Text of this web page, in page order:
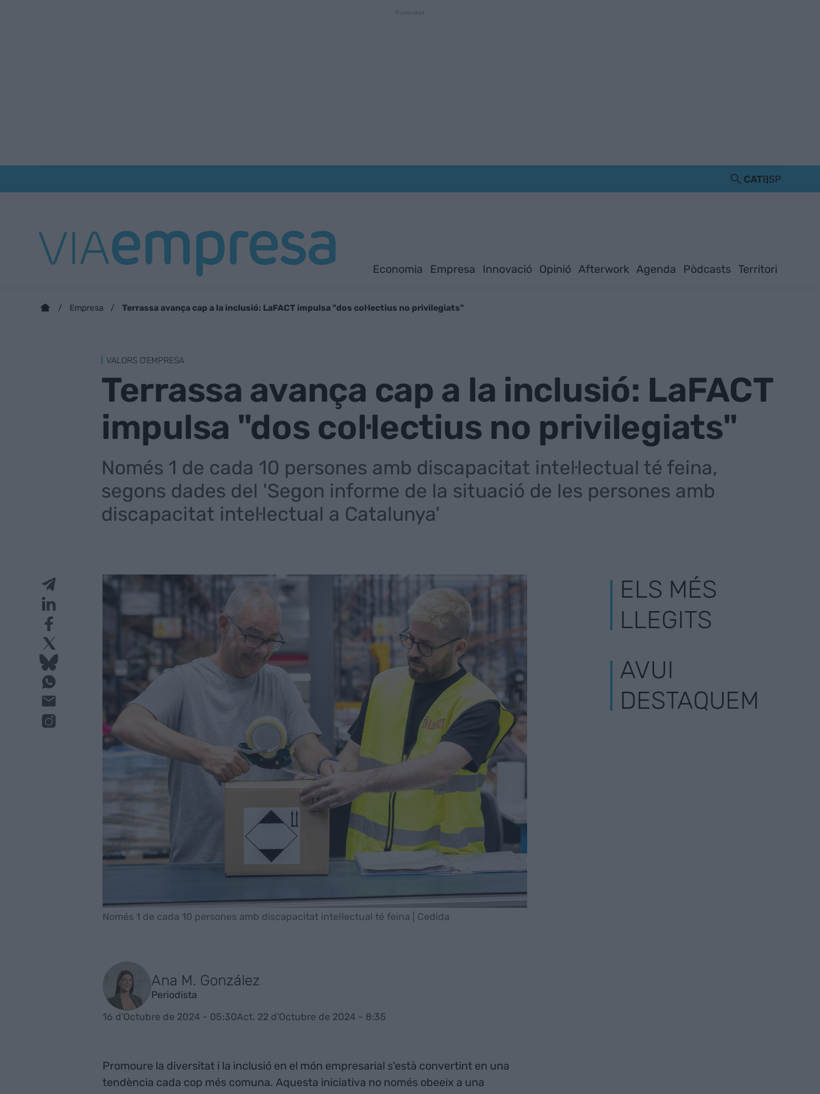
CATESP
Economia Empresa Innovació Opinió Afterwork Agenda Pòdcasts Territori
Empresa Terrassa avança cap a la inclusió: LaFACT impulsa "dos col·lectius no privilegiats"
VALORS D'EMPRESA
Terrassa avança cap a la inclusió: LaFACT
impulsa "dos col·lectius no privilegiats"
Només 1 de cada 10 persones amb dis­capacitat intel·lectual té feina,
segons dades del 'Segon informe de la situació de les persones amb
discapacitat intel·lectual a Catalunya'
Només 1 de cada 10 persones amb dis­capacitat intel·lectual té feina | Cedida
Ana M. González
Periodista
16 d'Octubre de 2024 - 05:30Act. 22 d'Octubre de 2024 - 8:35
Promoure la diversitat i la inclusió en el món empresarial s'està convertint en una
tendència cada cop més comuna. Aquesta iniciativa no només obeeix a una
ELS MÉS
LLEGITS
AVUI
DESTAQUEM